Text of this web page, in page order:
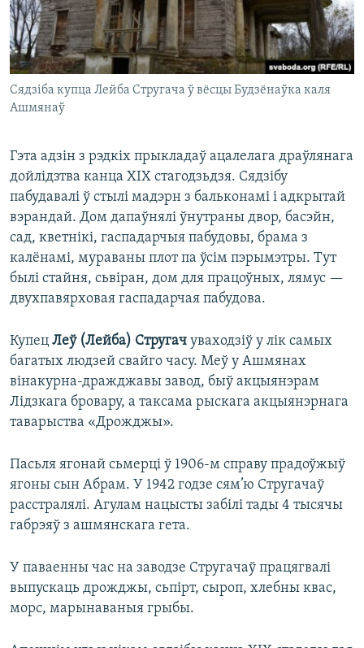
Сядзіба купца Лейба Стругача ў вёсцы Будзёнаўка каля
Ашмянаў
Гэта адзін з рэдкіх прыкладаў ацалелага драўлянага
дойлідзтва канца ХІХ стагодзьдзя. Сядзібу
пабудавалі ў стылі мадэрн з бальконамі і адкрытай
вэрандай. Дом дапаўнялі ўнутраны двор, басэйн,
сад, кветнікі, гаспадарчыя пабудовы, брама з
калёнамі, мураваны плот па ўсім пэрымэтры. Тут
былі стайня, сьвіран, дом для працоўных, лямус —
двухпавярховая гаспадарчая пабудова.
Купец Леў (Лейба) Стругач уваходзіў у лік самых
багатых людзей свайго часу. Меў у Ашмянах
вінакурна-дражджавы завод, быў акцыянэрам
Лідзкага бровару, а таксама рыскага акцыянэрнага
таварыства «Дрожджы».
Пасьля ягонай сьмерці ў 1906-м справу прадоўжыў
ягоны сын Абрам. У 1942 годзе сям’ю Стругачаў
расстралялі. Агулам нацысты забілі тады 4 тысячы
габрэяў з ашмянскага гета.
У паваенны час на заводзе Стругачаў працягвалі
выпускаць дрожджы, сьпірт, сыроп, хлебны квас,
морс, марынаваныя грыбы.